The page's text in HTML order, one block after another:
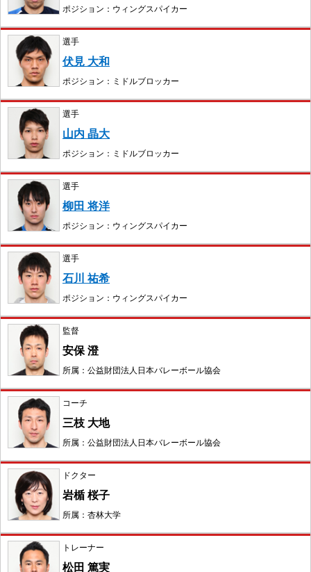
ポジション：ウィングスパイカー
選手
伏見 大和
ポジション：ミドルブロッカー
選手
山内 晶大
ポジション：ミドルブロッカー
選手
柳田 将洋
ポジション：ウィングスパイカー
選手
石川 祐希
ポジション：ウィングスパイカー
監督
安保 澄
所属：公益財団法人日本バレーボール協会
コーチ
三枝 大地
所属：公益財団法人日本バレーボール協会
ドクター
岩楯 桜子
所属：杏林大学
トレーナー
松田 篤実